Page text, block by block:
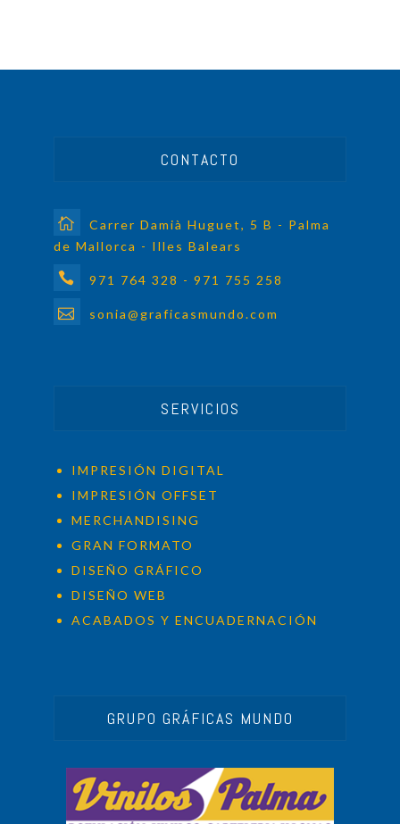
CONTACTO
Carrer Damià Huguet, 5 B - Palma
de Mallorca - Illes Balears
971 764 328 - 971 755 258
sonia@graficasmundo.com
SERVICIOS
IMPRESIÓN DIGITAL
IMPRESIÓN OFFSET
MERCHANDISING
GRAN FORMATO
DISEÑO GRÁFICO
DISEÑO WEB
ACABADOS Y ENCUADERNACIÓN
GRUPO GRÁFICAS MUNDO